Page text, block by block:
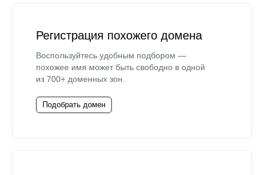
Регистрация похожего домена
Воспользуйтесь удобным подбором —
похожее имя может быть свободно в одной
из 700+ доменных зон.
Подобрать домен